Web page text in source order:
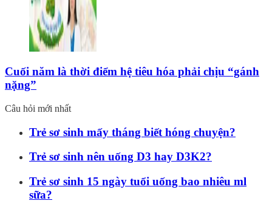
Cuối năm là thời điểm hệ tiêu hóa phải chịu “gánh
nặng”
Câu hỏi mới nhất
Trẻ sơ sinh mấy tháng biết hóng chuyện?
Trẻ sơ sinh nên uống D3 hay D3K2?
Trẻ sơ sinh 15 ngày tuổi uống bao nhiêu ml
sữa?